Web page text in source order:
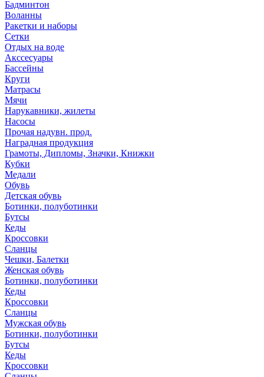
Бадминтон
Воланны
Ракетки и наборы
Сетки
Отдых на воде
Акссесуары
Бассейны
Круги
Матрасы
Мячи
Нарукавники, жилеты
Насосы
Прочая надувн. прод.
Наградная продукция
Грамоты, Дипломы, Значки, Книжки
Кубки
Медали
Обувь
Детская обувь
Ботинки, полуботинки
Бутсы
Кеды
Кроссовки
Сланцы
Чешки, Балетки
Женская обувь
Ботинки, полуботинки
Кеды
Кроссовки
Сланцы
Мужская обувь
Ботинки, полуботинки
Бутсы
Кеды
Кроссовки